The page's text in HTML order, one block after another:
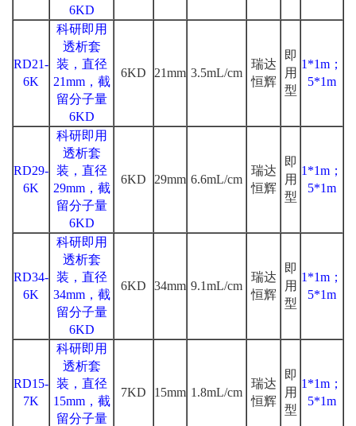
6KD
RD21-
6K
科研即用
透析套
装，直径
21mm，截
留分子量
6KD
6KD 21mm 3.5mL/cm
瑞达
恒辉
即
用
型
1*1m；
5*1m
RD29-
6K
科研即用
透析套
装，直径
29mm，截
留分子量
6KD
6KD 29mm 6.6mL/cm
瑞达
恒辉
即
用
型
1*1m；
5*1m
RD34-
6K
科研即用
透析套
装，直径
34mm，截
留分子量
6KD
6KD 34mm 9.1mL/cm
瑞达
恒辉
即
用
型
1*1m；
5*1m
RD15-
7K
科研即用
透析套
装，直径
15mm，截
留分子量
7KD 15mm 1.8mL/cm
瑞达
恒辉
即
用
型
1*1m；
5*1m